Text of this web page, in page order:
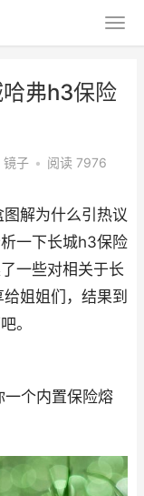
弗h3保险
镜子 • 阅读 7976
解为什么引热议
一下长城h3保险
一些对相关于长
姐姐们，结果到
。
个内置保险熔